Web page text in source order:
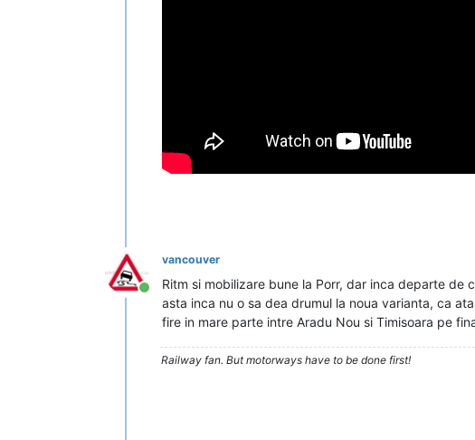
Conectat
vancouver
Ritm si mobilizare bune la Porr, dar inca departe
asta inca nu o sa dea drumul la noua varianta, ca
fire in mare parte intre Aradu Nou si Timisoara pe
Railway fan. But motorways have to be done first!